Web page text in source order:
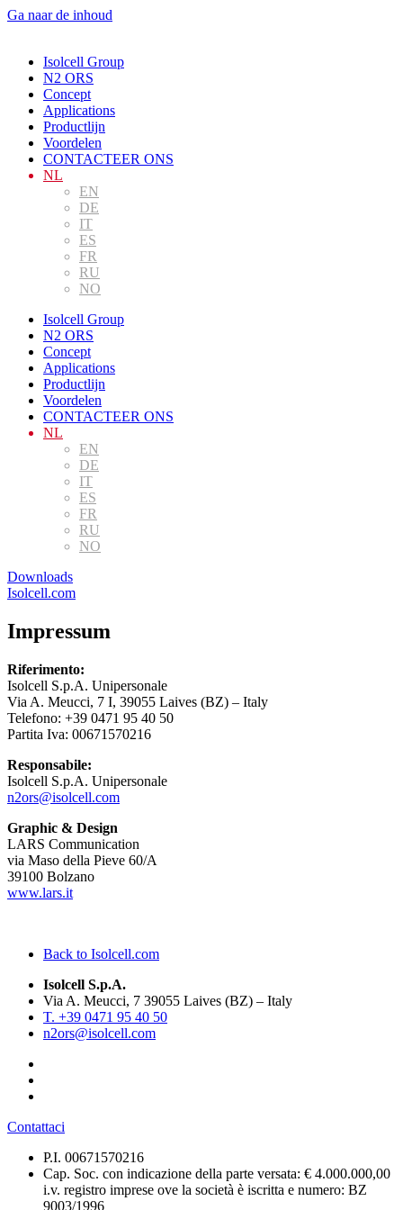
Ga naar de inhoud
Isolcell Group
N2 ORS
Concept
Applications
Productlijn
Voordelen
CONTACTEER ONS
NL
EN
DE
IT
ES
FR
RU
NO
Isolcell Group
N2 ORS
Concept
Applications
Productlijn
Voordelen
CONTACTEER ONS
NL
EN
DE
IT
ES
FR
RU
NO
Downloads
Isolcell.com
Impressum
Riferimento:
Isolcell S.p.A. Unipersonale
Via A. Meucci, 7 I, 39055 Laives (BZ) – Italy
Telefono: +39 0471 95 40 50
Partita Iva: 00671570216
Responsabile:
Isolcell S.p.A. Unipersonale
n2ors@isolcell.com
Graphic & Design
LARS Communication
via Maso della Pieve 60/A
39100 Bolzano
www.lars.it
Back to Isolcell.com
Isolcell S.p.A.
Via A. Meucci, 7 39055 Laives (BZ) – Italy
T. +39 0471 95 40 50
n2ors@isolcell.com
Contattaci
P.I. 00671570216
Cap. Soc. con indicazione della parte versata: € 4.000.000,00
i.v. registro imprese ove la società è iscritta e numero: BZ
9003/1996